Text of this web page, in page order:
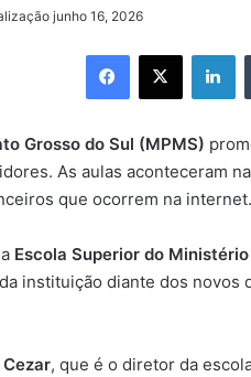
junho 16, 2026
Facebook
X
Grosso do Sul (MPMS)
As aulas aconteceram
que ocorrem na internet.
Escola Superior do
instituição diante dos novos
, que é o diretor da